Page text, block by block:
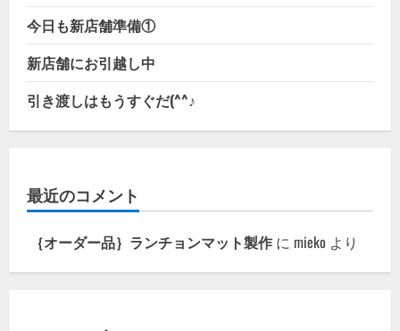
今日も新店舗準備①
新店舗にお引越し中
引き渡しはもうすぐだ(^^♪
最近のコメント
｛オーダー品｝ランチョンマット製作 に mieko より